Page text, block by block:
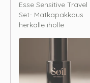
Esse Sensitive Travel
Set- Matkapakkaus
herkälle iholle